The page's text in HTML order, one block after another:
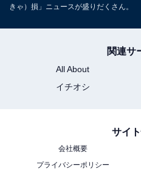
きゃ）損」ニュースが盛りだくさん。
関連サ
All About
イチオシ
サイ
会社概要
プライバシーポリシー